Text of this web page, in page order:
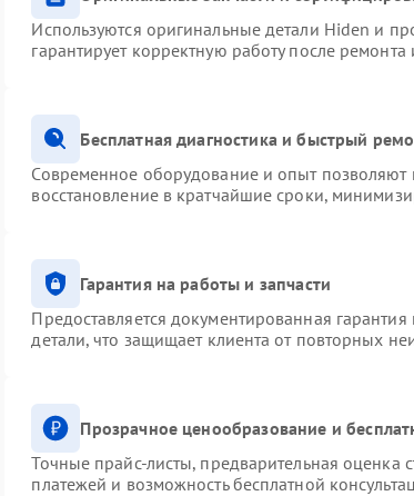
Используются оригинальные детали Hiden и
гарантирует корректную работу после
Бесплатная диагностика и быстрый
Современное оборудование и опыт позволяют
восстановление в кратчайшие сроки,
Гарантия на работы и запчасти
Предоставляется документированная
детали, что защищает клиента от повторных
Прозрачное ценообразование и
Точные прайс-листы, предварительная оценка
платежей и возможность бесплатной